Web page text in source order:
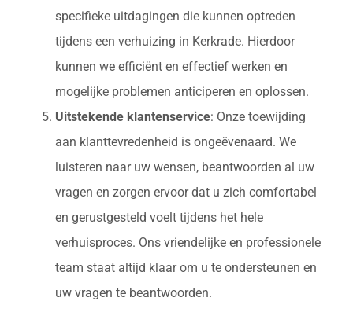
specifieke uitdagingen die kunnen optreden
tijdens een verhuizing in Kerkrade. Hierdoor
kunnen we efficiënt en effectief werken en
mogelijke problemen anticiperen en oplossen.
Uitstekende klantenservice: Onze toewijding
aan klanttevredenheid is ongeëvenaard. We
luisteren naar uw wensen, beantwoorden al uw
vragen en zorgen ervoor dat u zich comfortabel
en gerustgesteld voelt tijdens het hele
verhuisproces. Ons vriendelijke en professionele
team staat altijd klaar om u te ondersteunen en
uw vragen te beantwoorden.